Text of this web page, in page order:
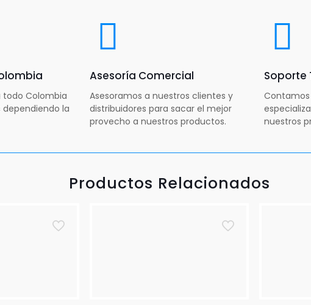
todo Colombia
dependiendo la
Asesoría Comercial
Asesoramos a nuestros clientes y
distribuidores para sacar el mejor
provecho a nuestros productos.
Soporte
nuestros
Productos Relacionados